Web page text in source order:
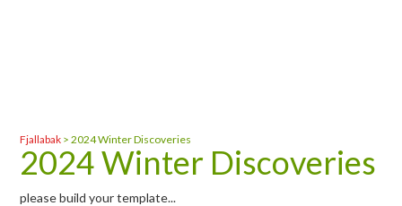
Fjallabak >2024 Winter Discoveries
2024 Winter Discoveries
please build your template...